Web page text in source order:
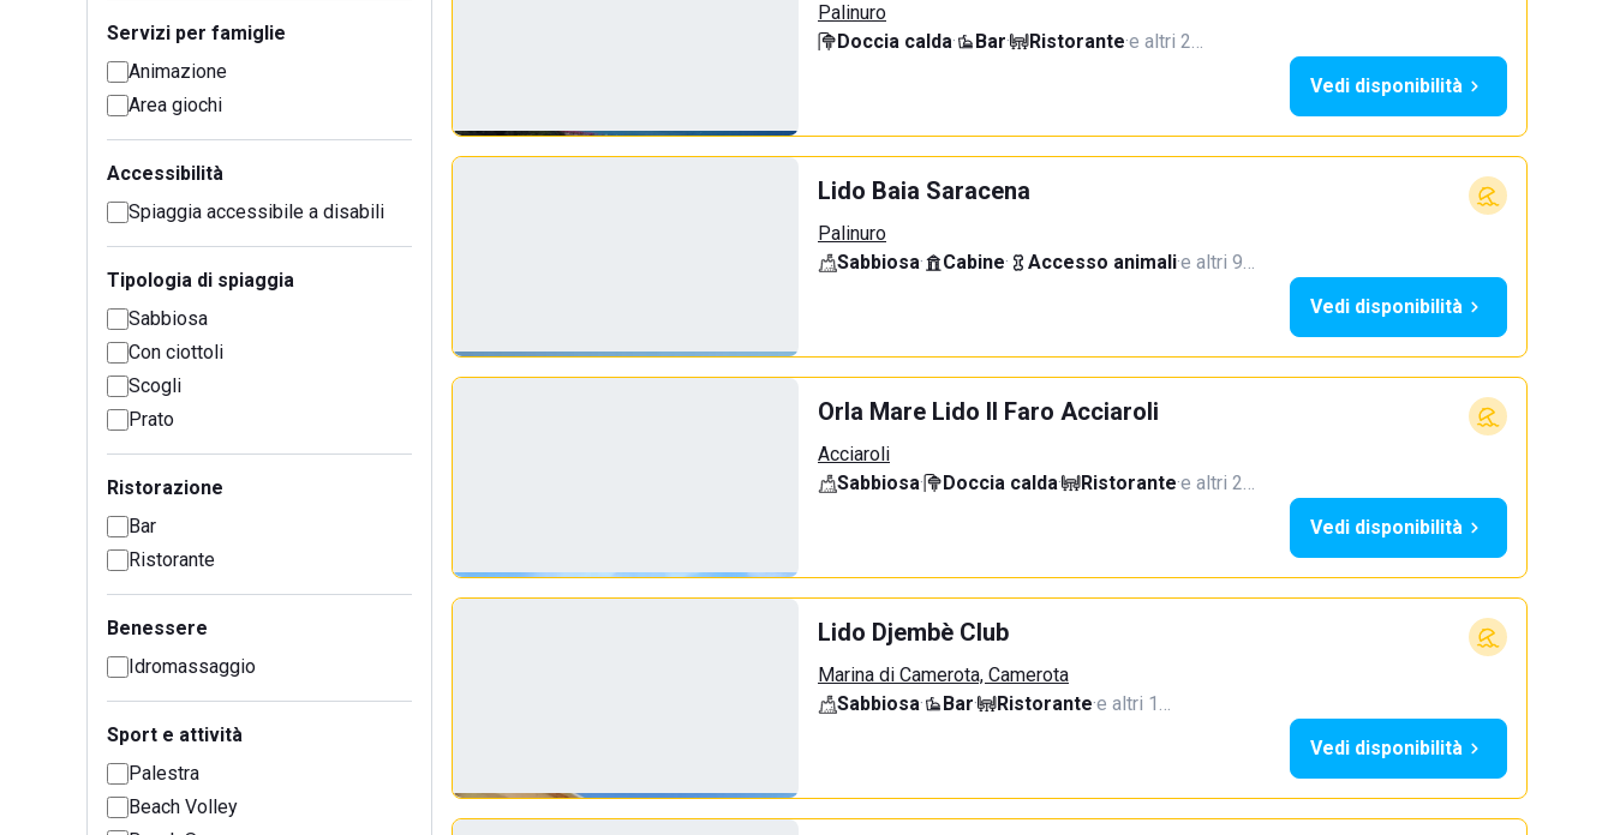
Servizi per famiglie
Animazione
Area giochi
Accessibilità
Spiaggia accessibile a disabili
Tipologia di spiaggia
Sabbiosa
Con ciottoli
Scogli
Prato
Ristorazione
Bar
Ristorante
Benessere
Idromassaggio
Sport e attività
Palestra
Beach Volley
Palinuro
Doccia calda· Bar· Ristorante·e altri 2…
Vedi disponibilità
Lido Baia Saracena
Palinuro
Sabbiosa· Cabine· Accesso animali·e altri 9…
Vedi disponibilità
Orla Mare Lido Il Faro Acciaroli
Acciaroli
Sabbiosa· Doccia calda· Ristorante·e altri 2…
Vedi disponibilità
Lido Djembè Club
Marina di Camerota, Camerota
Sabbiosa· Bar· Ristorante·e altri 1…
Vedi disponibilità